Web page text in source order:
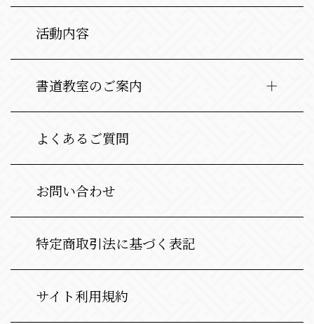
活動内容
書道教室のご案内
よくあるご質問
お問い合わせ
特定商取引法に基づく表記
サイト利用規約